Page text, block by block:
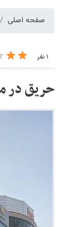
صفحه اصلی
۱ نفر
حریق در